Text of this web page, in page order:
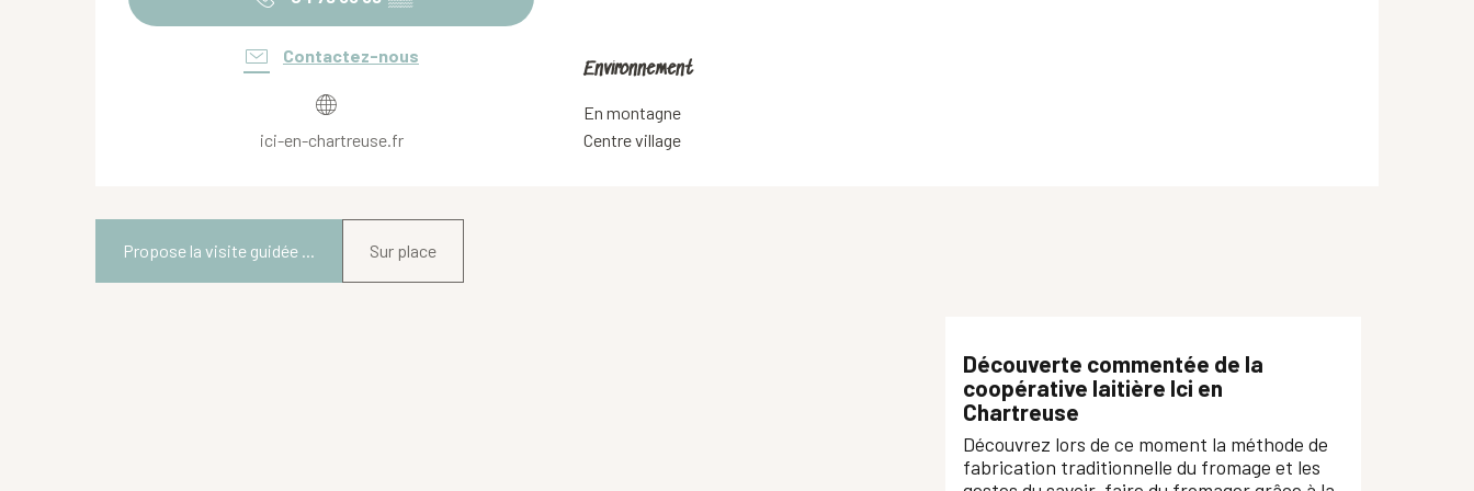
Contactez-nous
ici-en-chartreuse.fr
Environnement
Environnement
En montagne
Centre village
Propose la visite guidée ... Sur place
Découverte commentée de la
coopérative laitière Ici en
Chartreuse
Découvrez lors de ce moment la méthode de
fabrication traditionnelle du fromage et les